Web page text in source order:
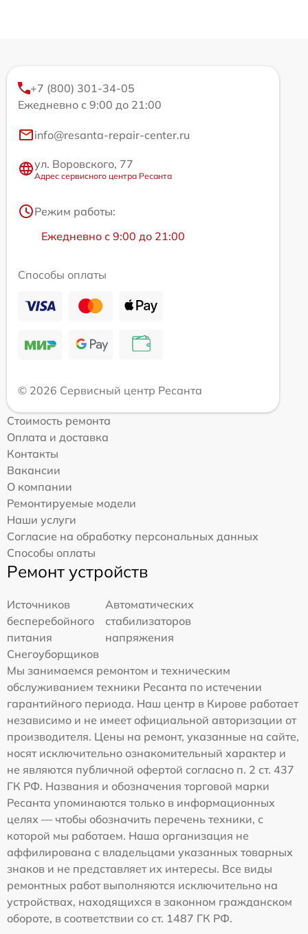
+7 (800) 301-34-05
Ежедневно с 9:00 до 21:00
info@resanta-repair-center.ru
ул. Воровского, 77
Адрес сервисного центра Ресанта
Режим работы:
Ежедневно с 9:00 до 21:00
Способы оплаты
© 2026 Сервисный центр Ресанта
Стоимость ремонта
Оплата и доставка
Контакты
Вакансии
О компании
Ремонтируемые модели
Наши услуги
Согласие на обработку персональных данных
Способы оплаты
Ремонт устройств
Источников
бесперебойного
питания
Автоматических
стабилизаторов
напряжения
Снегоуборщиков
Мы занимаемся ремонтом и техническим
обслуживанием техники Ресанта по истечении
гарантийного периода. Наш центр в Кирове работает
независимо и не имеет официальной авторизации от
производителя. Цены на ремонт, указанные на сайте,
носят исключительно ознакомительный характер и
не являются публичной офертой согласно п. 2 ст. 437
ГК РФ. Названия и обозначения торговой марки
Ресанта упоминаются только в информационных
целях — чтобы обозначить перечень техники, с
которой мы работаем. Наша организация не
аффилирована с владельцами указанных товарных
знаков и не представляет их интересы. Все виды
ремонтных работ выполняются исключительно на
устройствах, находящихся в законном гражданском
обороте, в соответствии со ст. 1487 ГК РФ.